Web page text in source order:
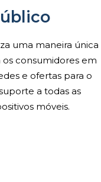
uma maneira única
consumidores em
e ofertas para o
a todas as
móveis.